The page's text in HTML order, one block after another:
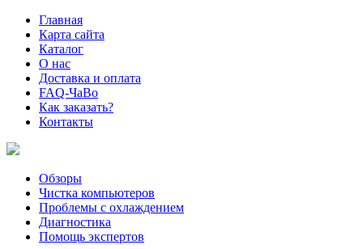
Главная
Карта сайта
Каталог
О нас
Доставка и оплата
FAQ-ЧаВо
Как заказать?
Контакты
Обзоры
Чистка компьютеров
Проблемы с охлаждением
Диагностика
Помощь экспертов